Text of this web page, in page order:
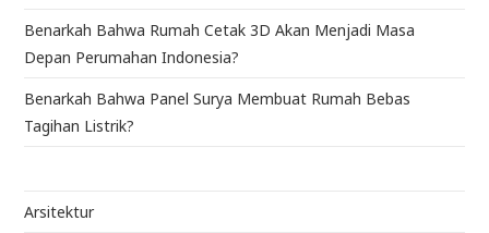
Benarkah Bahwa Rumah Cetak 3D Akan Menjadi Masa
Depan Perumahan Indonesia?
Benarkah Bahwa Panel Surya Membuat Rumah Bebas
Tagihan Listrik?
Arsitektur